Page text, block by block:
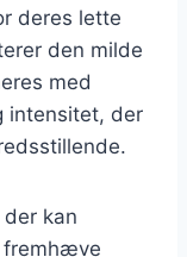
deres lette
den milde
med
intensitet, der
kan
fremhæve